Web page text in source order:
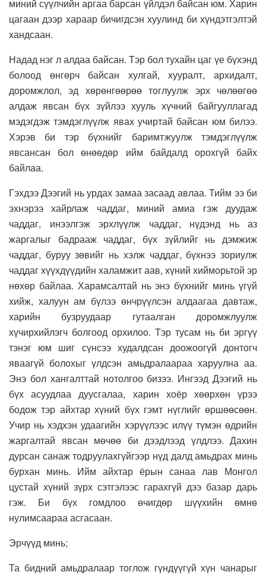
миний сүүлчийн аргаа барсан үйлдэл байсан юм. Харин
цагаан дээр хараар бичигдсэн хуулинд би хүндэтгэлтэй
хандсаан.
Надад нэг л алдаа байсан. Тэр бол тухайн цаг үе бүхэнд
болоод өнгөрч байсан хулгай, хууралт, архидалт,
доромжлол, эд хөрөнгөөрөө тоглуулж эрх чөлөөгөө
алдаж явсан бүх зүйлээ хууль хүчний байгууллагад
мэдэгдэж тэмдэглүүлж явах учиртай байсан юм билээ.
Хэрэв би тэр бүхнийг баримтжуулж тэмдэглүүлж
явсансан бол өнөөдөр ийм байдалд орохгүй байх
байлаа.
Гэхдээ Дээгий нь урдах замаа засаад авлаа. Тийм ээ би
эхнэрээ хайрлаж чаддаг, миний амиа гэж дуудаж
чаддаг, инээлгэж эрхлүүлж чаддаг, нүдэнд нь аз
жаргалыг бадрааж чаддаг, бүх зүйлийг нь дэмжиж
чаддаг, буруу зөвийг нь хэлж чаддаг, бүхнээ зориулж
чаддаг хүүхдүүдийн халамжит аав, хүний хийморьтой эр
нөхөр байлаа. Харамсалтай нь энэ бүхнийг минь үгүй
хийж, халуун ам бүлээ өнчрүүлсэн алдаагаа давтаж,
харийн бузруудаар гутаалган доромжлуулж
хүчирхийлэгч болгоод орхилоо. Тэр тусам нь би эргүү
тэнэг юм шиг сүнсээ худалдсан доожоогүй донтогч
яваагүй болохыг үлдсэн амьдралаараа харуулна аа.
Энэ бол хангалттай нотолгоо бизээ. Ингээд Дээгий нь
бүх асуудлаа дуусгалаа, харин хоёр хөөрхөн үрээ
бодож тэр айхтар хүний бүх гэмт нүглийг өршөөсөөн.
Учир нь хэдхэн удаагийн хэрүүлээс илүү түмэн өдрийн
жаргалтай явсан мөчөө би дээдлээд үлдлээ. Дахин
дурсан санаж тодруулахгүйгээр нүд далд амьдрах минь
бурхан минь. Ийм айхтар ёрын санаа лав Монгол
цустай хүний зүрх сэтгэлээс гарахгүй дээ базар дарь
гэж. Би бүх гомдлоо өчигдөр шүүхийн өмнө
нулимсаараа асгасаан.
Эрчүүд минь;
Та бидний амьдралаар тоглож гүндүүгүй хүн чанарыг